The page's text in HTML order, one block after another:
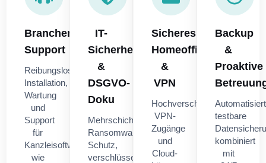
Branchensoftware-
Support
Reibungslose
Installation,
Wartung
und
Support
für
Kanzleisoftware
wie
IT-
Sicherheit
&
DSGVO-
Doku
Mehrschichtiger
Ransomware-
Schutz,
verschlüsselte
Sicheres
Homeoffice
&
VPN
Hochverschlüsselte
VPN-
Zugänge
und
Cloud-
Backup
&
Proaktive
testbare
kombiniert
mit